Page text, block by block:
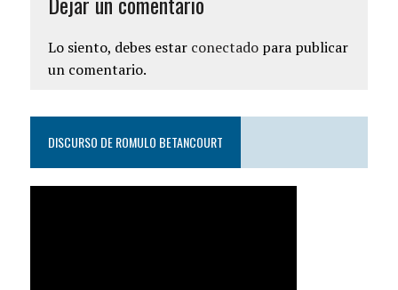
Lo siento, debes estar conectadopara publicar
un comentario.
DISCURSO DE ROMULO BETANCOURT